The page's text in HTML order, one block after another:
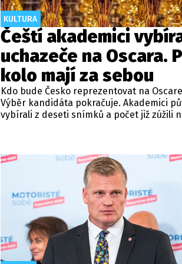
KULTURA
Čeští akademici
uchazeče na Oscara.
kolo mají za sebou
Kdo bude Česko reprezentovat na
Výběr kandidáta pokračuje. Akademici
vybírali z deseti snímků a počet již zúžili